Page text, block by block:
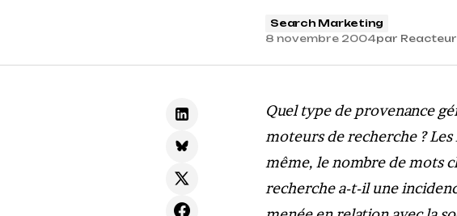
Search Marketing
8 novembre 2004par Reacteur
Quel type de provenance
moteurs de recherche ? Les
même, le nombre de mots
recherche a-t-il une